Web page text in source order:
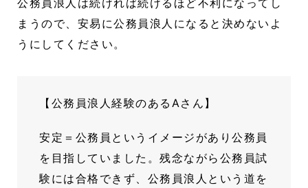
公務員浪人は続ければ続けるほど不利になってし
まうので、安易に公務員浪人になると決めないよ
うにしてください。
【公務員浪人経験のあるAさん】
安定＝公務員というイメージがあり公務員
を目指していました。残念ながら公務員試
験には合格できず、公務員浪人という道を